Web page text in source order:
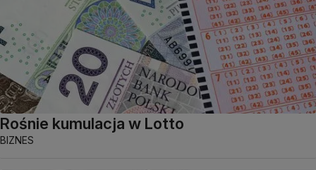
Rośnie kumulacja w Lotto
BIZNES